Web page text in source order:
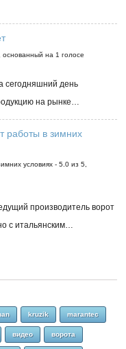
, основанный на 1 голосе
сегодняшний день
на рынке…
работы в зимних
условиях - 5.0 из 5
производитель ворот
с итальянским…
kruzik marantec
видео ворота